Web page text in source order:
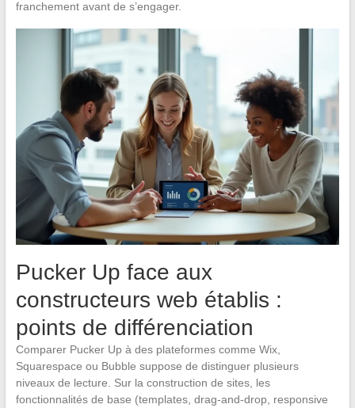
franchement avant de s’engager.
Pucker Up face aux
constructeurs web établis :
points de différenciation
Comparer Pucker Up à des plateformes comme Wix,
Squarespace ou Bubble suppose de distinguer plusieurs
niveaux de lecture. Sur la construction de sites, les
fonctionnalités de base (templates, drag-and-drop, responsive